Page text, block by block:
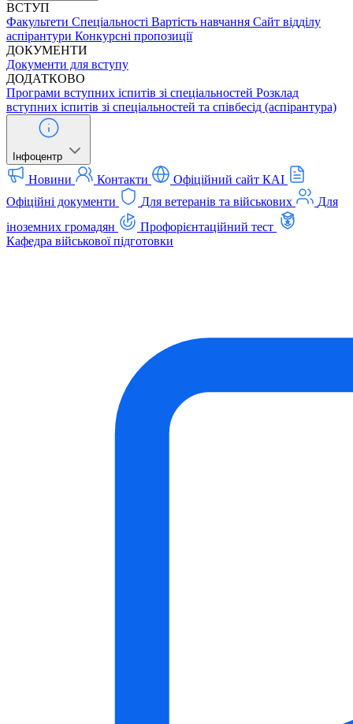
ВСТУП
Факультети Спеціальності Вартість навчання Сайт відділу
аспірантури Конкурсні пропозиції
ДОКУМЕНТИ
Документи для вступу
ДОДАТКОВО
Програми вступних іспитів зі спеціальностей Розклад
вступних іспитів зі спеціальностей та співбесід (аспірантура)
Інфоцентр
Новини Контакти
Офіційний сайт КАІ
Офіційні документи
Для ветеранів та військових
Для
іноземних громадян
Профорієнтаційний тест
Кафедра військової підготовки